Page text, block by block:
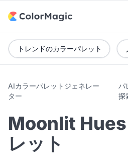
トレンドのカラーパレット
AIカラーパレットジェネレー
ター
パ
探
Moonlit Hues
レット